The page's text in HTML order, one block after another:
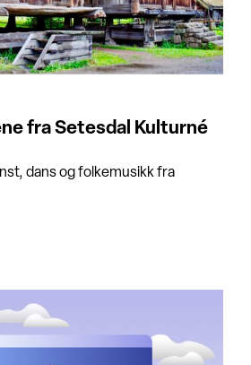
fra Setesdal Kulturné
dans og folkemusikk fra